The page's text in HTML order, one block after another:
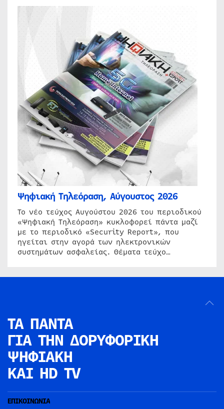
Ψηφιακή Τηλεόραση, Αύγουστος 2026
Το νέο τεύχος Αυγούστου 2026 του περιοδικού
«Ψηφιακή Τηλεόραση» κυκλοφορεί πάντα μαζί
με το περιοδικό «Security Report», που
ηγείται στην αγορά των ηλεκτρονικών
συστημάτων ασφαλείας. Θέματα τεύχο…
ΤΑ ΠΑΝΤΑ
ΓΙΑ ΤΗΝ ΔΟΡΥΦΟΡΙΚΗ
ΨΗΦΙΑΚΗ
ΚΑΙ HD TV
ΕΠΙΚΟΙΝΩΝΙΑ